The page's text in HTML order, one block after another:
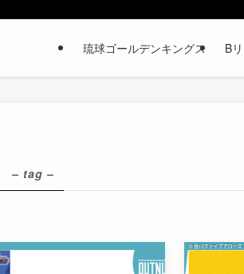
琉球ゴールデンキングス B
– tag –